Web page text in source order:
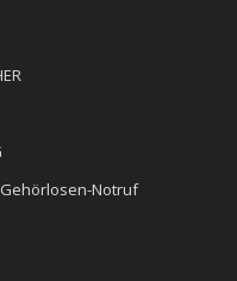
Gehörlosen-Notruf